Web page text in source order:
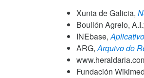
Xunta de Galicia,
Boullón Agrelo,
INEbase,
ARG,Arquivo do
Fundación